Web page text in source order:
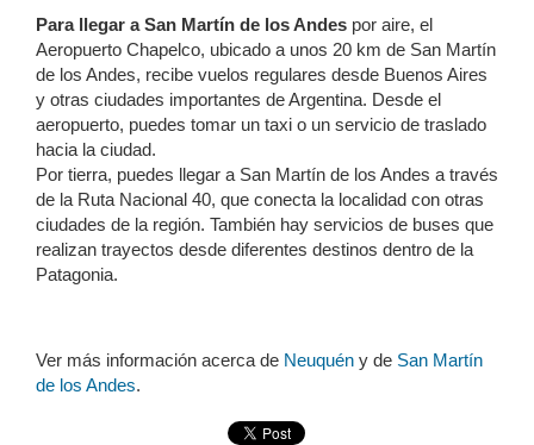
Para llegar a San Martín de los Andes por aire, el
Aeropuerto Chapelco, ubicado a unos 20 km de San Martín
de los Andes, recibe vuelos regulares desde Buenos Aires
y otras ciudades importantes de Argentina. Desde el
aeropuerto, puedes tomar un taxi o un servicio de traslado
hacia la ciudad.
Por tierra, puedes llegar a San Martín de los Andes a través
de la Ruta Nacional 40, que conecta la localidad con otras
ciudades de la región. También hay servicios de buses que
realizan trayectos desde diferentes destinos dentro de la
Patagonia.
Ver más información acerca de Neuquén y de San Martín
de los Andes.